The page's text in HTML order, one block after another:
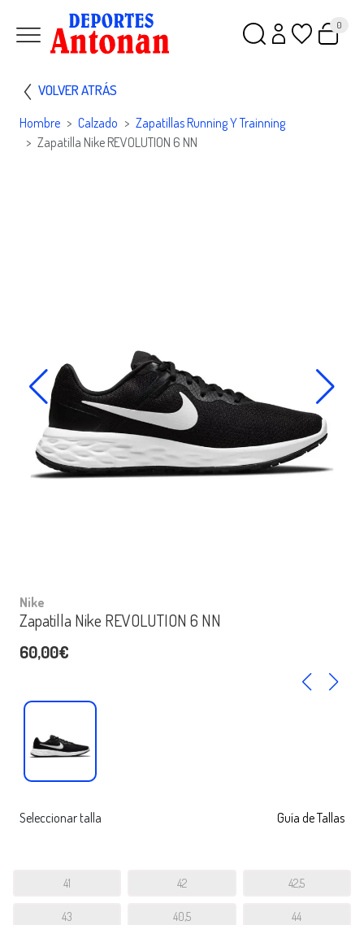
0
VOLVER ATRÁS
Hombre Calzado
Zapatillas Running Y Trainning
Zapatilla Nike REVOLUTION 6 NN
Nike
Zapatilla Nike REVOLUTION 6 NN
60,00€
Seleccionar talla Guía de Tallas
41 42 42,5
43 40,5 44